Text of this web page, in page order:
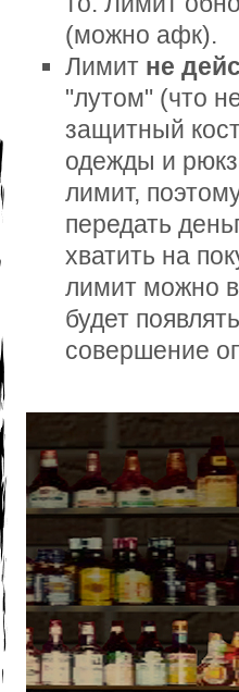
(можно афк).
Лимит не
"лутом" (что
защитный
одежды и
лимит,
передать
хватить на
лимит можно
будет
совершение